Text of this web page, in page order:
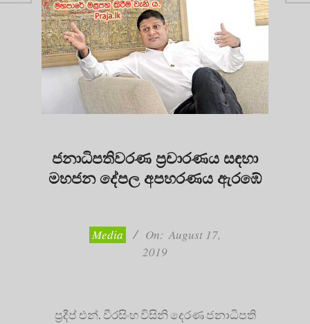
ජනාධිපතිවරණ ප්‍රචාරණය සඳහා
මහජන දේපල අපහරණය ඇරඹේ
Media On: August 17,
2019
ප්‍රදීප් එන්. වීරසිංහ විසිනි දෙරණ ජනාධිපති